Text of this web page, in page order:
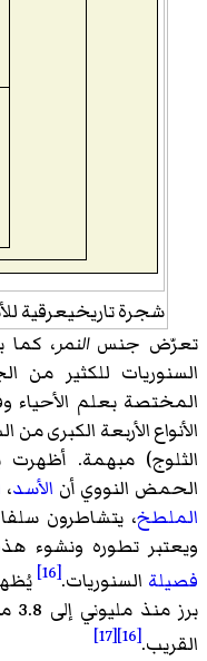
شجرة تاريخيعرقية
تعرّض جنسالنمر، كما
السنوريات للكثير من
المختصة بعلم الأحياء
الأنواع الأربعة الكبرى
الثلوج) مبهمة.
الحمض النووي أن الأسد،
الملطخ
ويعتبر تطوره ونشوء
فصيلة السنوريات.[16]
القريب.[16]
[17]